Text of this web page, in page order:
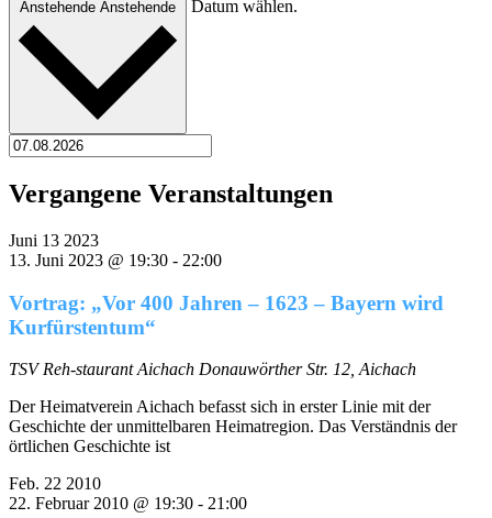
Anstehende Anstehende Datum wählen.
Vergangene Veranstaltungen
Juni 13 2023
13. Juni 2023 @ 19:30 - 22:00
Vortrag: „Vor 400 Jahren – 1623 – Bayern wird
Kurfürstentum“
TSV Reh-staurant Aichach Donauwörther Str. 12, Aichach
Der Heimatverein Aichach befasst sich in erster Linie mit der
Geschichte der unmittelbaren Heimatregion. Das Verständnis der
örtlichen Geschichte ist
Feb. 22 2010
22. Februar 2010 @ 19:30 - 21:00